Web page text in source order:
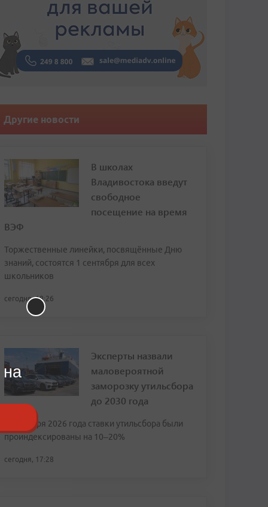
Другие новости
В школах
Владивостока введут
свободное
посещение на время
ВЭФ
Торжественные линейки, посвящённые Дню
знаний, состоятся 1 сентября для всех
школьников
сегодня, 18:26
Эксперты назвали
маловероятной
заморозку утильсбора
до 2030 года
С 1 января 2026 года ставки утильсбора были
проиндексированы на 10–20%
сегодня, 17:28